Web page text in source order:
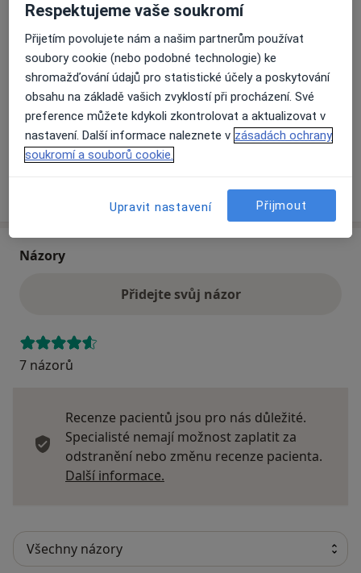
Dostupnost
Na této adrese online kalendář není aktivní
Co mám v takové situaci udělat?
Způsoby platby (soukromé návštěvy)
Na teto adrese lékař přijímá pacienty na pojišťovnu
Detaily
o adrese
Názory
Přidejte svůj názor
7 názorů
Recenze pacientů jsou pro nás důležité.
Specialisté nemají možnost zaplatit za
odstranění nebo změnu recenze pacienta.
Další informace.
Respektujeme vaše soukromí
Přijetím povolujete nám a našim partnerům používat
soubory cookie (nebo podobné technologie) ke
shromažďování údajů pro statistické účely a poskytování
obsahu na základě vašich zvyklostí při procházení. Své
preference můžete kdykoli zkontrolovat a aktualizovat v
nastavení. Další informace naleznete v zásadách ochrany
soukromí a souborů cookie.
Upravit nastavení Přijmout